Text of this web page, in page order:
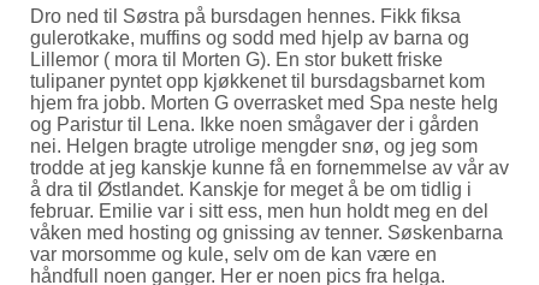
Dro ned til Søstra på bursdagen hennes. Fikk fiksa
gulerotkake, muffins og sodd med hjelp av barna og
Lillemor ( mora til Morten G). En stor bukett friske
tulipaner pyntet opp kjøkkenet til bursdagsbarnet kom
hjem fra jobb. Morten G overrasket med Spa neste helg
og Paristur til Lena. Ikke noen smågaver der i gården
nei. Helgen bragte utrolige mengder snø, og jeg som
trodde at jeg kanskje kunne få en fornemmelse av vår av
å dra til Østlandet. Kanskje for meget å be om tidlig i
februar. Emilie var i sitt ess, men hun holdt meg en del
våken med hosting og gnissing av tenner. Søskenbarna
var morsomme og kule, selv om de kan være en
håndfull noen ganger. Her er noen pics fra helga.